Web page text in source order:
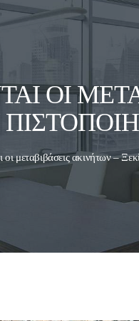
ΟΙ
οι μεταβιβάσεις ακινήτων –